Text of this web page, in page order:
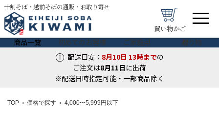
十割そば・越前そばの通販・お取り寄せ
買い物かご
商品一覧 初めてのお客様 ご家庭用
贈り物
配送目安： 8月10日 13時までの
ご注文は8月11日 に出荷
※配送日時指定可能・一部商品除く
TOP 価格で探す 4,000〜5,999円以下